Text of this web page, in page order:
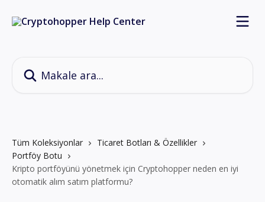
Tüm Koleksiyonlar
Ticaret Botları & Özellikler
Portföy Botu
Kripto portföyünü yönetmek için Cryptohopper neden en iyi
otomatik alım satım platformu?